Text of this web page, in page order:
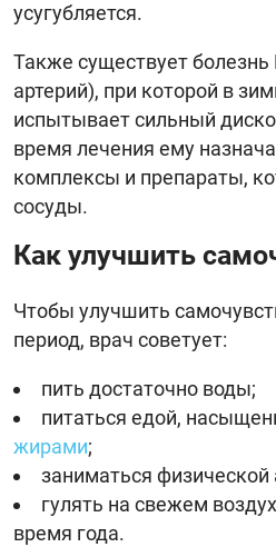
усугубляется.
Также существует
артерий), при которой в
испытывает сильный
время лечения ему
комплексы и препараты,
сосуды.
Как улучшить
Чтобы улучшить
период, врач советует:
пить достаточно воды;
питаться едой,
жирами;
заниматься физической
гулять на свежем
время года.